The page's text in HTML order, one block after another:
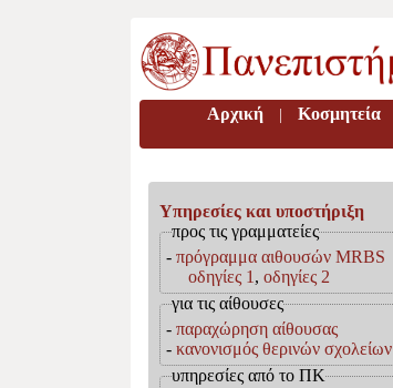
Αρχική Κοσμητεία
Υπηρεσίες και υποστήριξη
προς τις γραμματείες
- πρόγραμμα αιθουσών MRBS
oδηγίες 1 , οδηγίες 2
για τις αίθουσες
- παραχώρηση αίθουσας
- κανονισμός θερινών σχολείων
υπηρεσίες από το ΠΚ